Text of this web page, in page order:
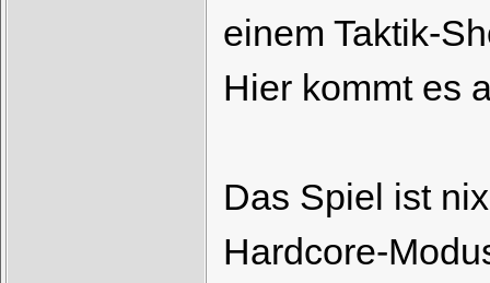
einem Taktik-
Hier kommt es
Das Spiel ist
Hardcore-